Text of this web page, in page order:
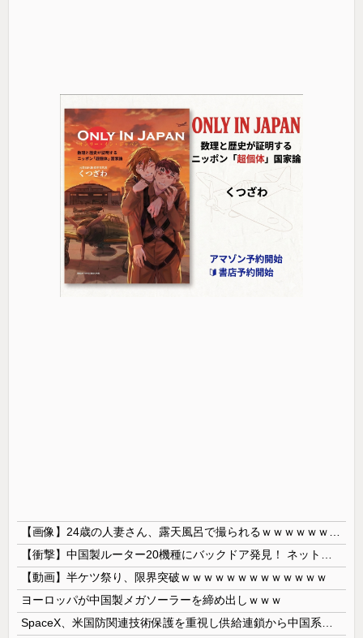
【動画】半ケツ祭り、限界突破ｗｗｗｗｗｗｗｗｗｗｗｗｗ
ヨーロッパが中国製メガソーラーを締め出しｗｗｗ